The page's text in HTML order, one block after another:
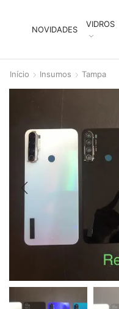
NOVIDADES
VIDROS
Início Insumos Tampa